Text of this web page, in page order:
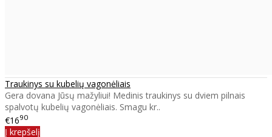
Traukinys su kubelių vagonėliais
Gera dovana Jūsų mažyliui! Medinis traukinys su dviem pilnais
spalvotų kubelių vagonėliais. Smagu kr..
€1690
Į krepšelį